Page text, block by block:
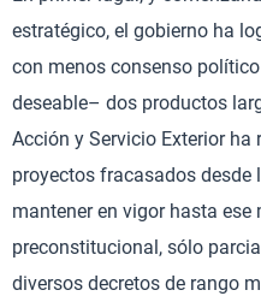
estratégico, el gobierno ha
con menos consenso
deseable– dos productos
Acción y Servicio Exterior
proyectos fracasados desde
mantener en vigor hasta
preconstitucional, sólo
diversos decretos de rango